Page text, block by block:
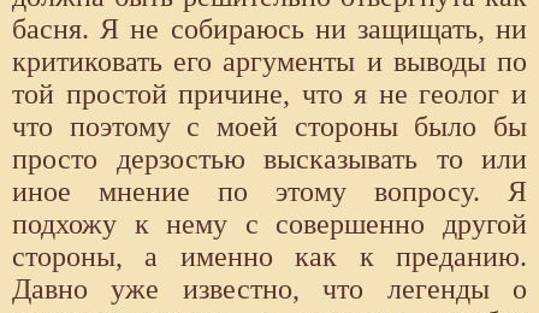
басня. Я не собираюсь ни защищать, ни
критиковать его аргументы и выводы по
той простой причине, что я не геолог и
что поэтому с моей стороны было бы
просто дерзостью высказывать то или
иное мнение по этому вопросу. Я
подхожу к нему с совершенно другой
стороны, а именно как к преданию.
Давно уже известно, что легенды о